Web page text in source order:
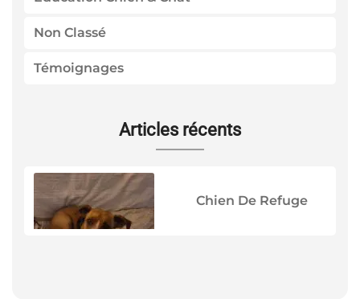
Non Classé
Témoignages
Articles récents
Chien De Refuge